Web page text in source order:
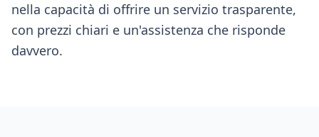
nella capacità di offrire un servizio trasparente,
con prezzi chiari e un'assistenza che risponde
davvero.